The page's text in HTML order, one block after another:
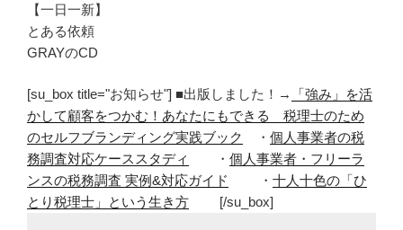
【一日一新】
とある依頼
GRAYのCD
[su_box title="お知らせ"] ■出版しました！→
「強み」を活
かして顧客をつかむ！あなたにもできる 税理士のため
のセルフブランディング実践ブック
・ 個人事業者の税
務調査対応ケーススタディ
・ 個人事業者・フリーラ
ンスの税務調査 実例&対応ガイド
・ 十人十色の「ひ
とり税理士」という生き方 [/su_box]